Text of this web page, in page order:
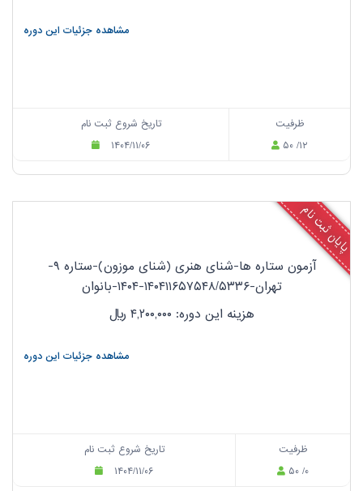
مشاهده جزئیات این دوره
تاریخ شروع ثبت نام
۱۴۰۴/۱۱/۰۶
ظرفیت
۵۰ /۱۲
پایان ثبت نام
آزمون ستاره ها-شنای هنری (شنای موزون)-ستاره ۹-
تهران-۱۴۰۴۱۱۶۵۷۵۴۸/۵۳۳۶-۱۴۰۴-بانوان
هزینه این دوره: ۴,۲۰۰,۰۰۰
ریال
مشاهده جزئیات این دوره
تاریخ شروع ثبت نام
۱۴۰۴/۱۱/۰۶
ظرفیت
۵۰ /۰